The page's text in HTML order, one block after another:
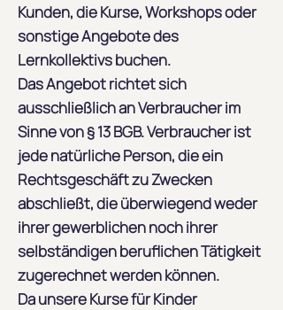
Kunden, die Kurse, Workshops oder
sonstige Angebote des
Lernkollektivs buchen.
Das Angebot richtet sich
ausschließlich an Verbraucher im
Sinne von § 13 BGB. Verbraucher ist
jede natürliche Person, die ein
Rechtsgeschäft zu Zwecken
abschließt, die überwiegend weder
ihrer gewerblichen noch ihrer
selbständigen beruflichen Tätigkeit
zugerechnet werden können.
Da unsere Kurse für Kinder